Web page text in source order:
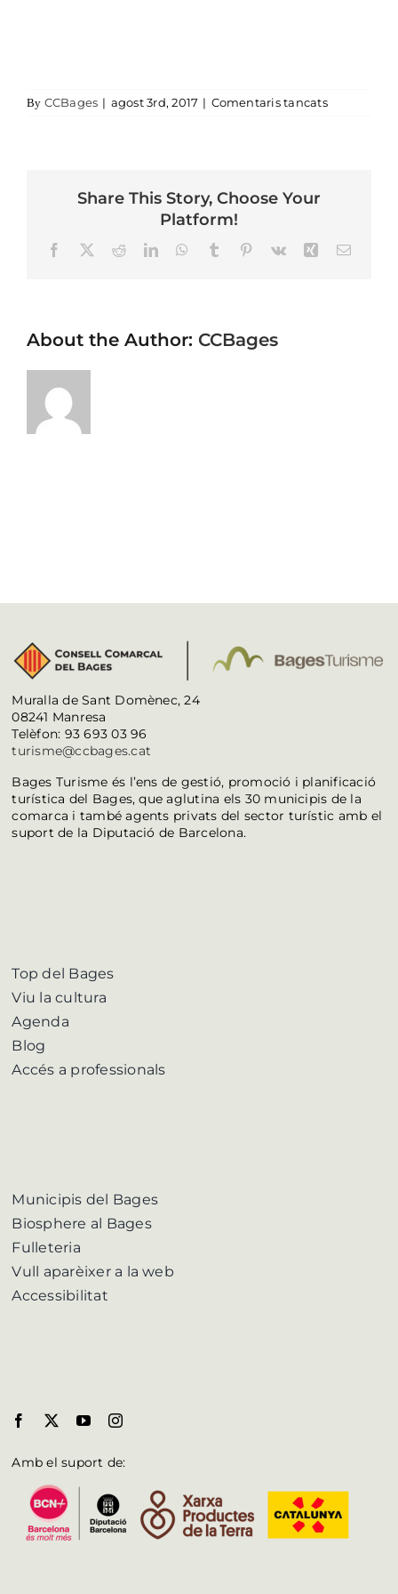
By CCBages | agost 3rd, 2017 | Comentaris tancatsa
Share This Story, Choose Your
Platform!
FacebookRedditLinkedInWhatsApp
TumblrPinterest
Vk XingEmail
About the Author: CCBages
Muralla de Sant Domènec, 24
08241 Manresa
Telèfon: 93 693 03 96
turisme@ccbages.cat
Bages Turisme és l’ens de gestió, promoció i planificació
turística del Bages, que aglutina els 30 municipis de la
comarca i també agents privats del sector turístic amb el
suport de la Diputació de Barcelona.
Top del Bages
Viu la cultura
Agenda
Blog
Accés a professionals
Municipis del Bages
Biosphere al Bages
Fulleteria
Vull aparèixer a la web
Accessibilitat
Amb el suport de: